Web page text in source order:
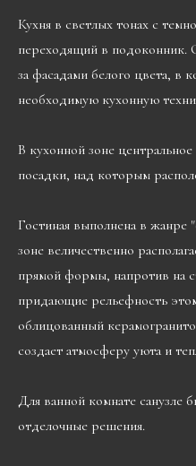
Кухня в светлых тонах с
переходящий в подоконник.
за фасадами белого цвета,
необходимую кухонную
В кухонной зоне
посадки, над которым
Гостиная выполнена в
зоне величественно
прямой формы, напротив на
придающие рельефность
облицованный
создает атмосферу уюта и
Для ванной комнате санузле
отделочные решения.